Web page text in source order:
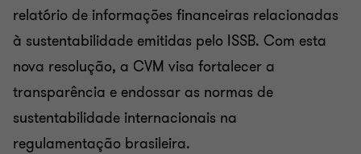
relatório de informações financeiras relacionadas
à sustentabilidade emitidas pelo ISSB. Com esta
nova resolução, a CVM visa fortalecer a
transparência e endossar as normas de
sustentabilidade internacionais na
regulamentação brasileira.